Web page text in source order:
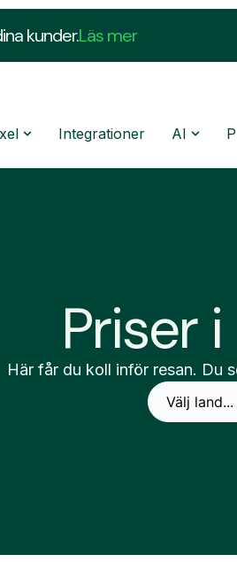
kunder.Läs mer
Integrationer AI
Priser
Här får du koll inför resan. Du